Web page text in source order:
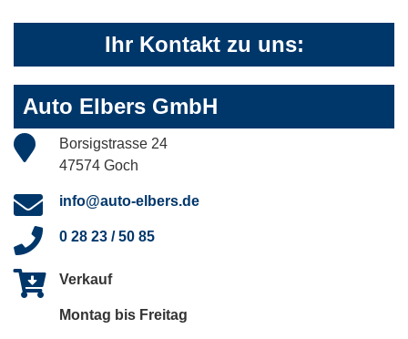
Ihr Kontakt zu uns:
Auto Elbers GmbH
Borsigstrasse 24
47574 Goch
info@auto-elbers.de
0 28 23 / 50 85
Verkauf
Montag bis Freitag